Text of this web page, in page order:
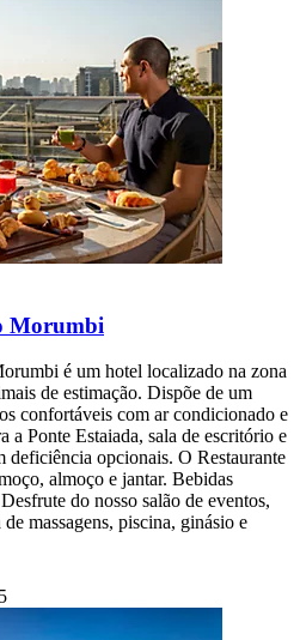
Morumbi
é um hotel localizado na zona
de estimação. Dispõe de um
confortáveis com ar condicionado e
a Ponte Estaiada, sala de escritório e
deficiência opcionais. O Restaurante
almoço e jantar. Bebidas
do nosso salão de eventos,
massagens, piscina, ginásio e